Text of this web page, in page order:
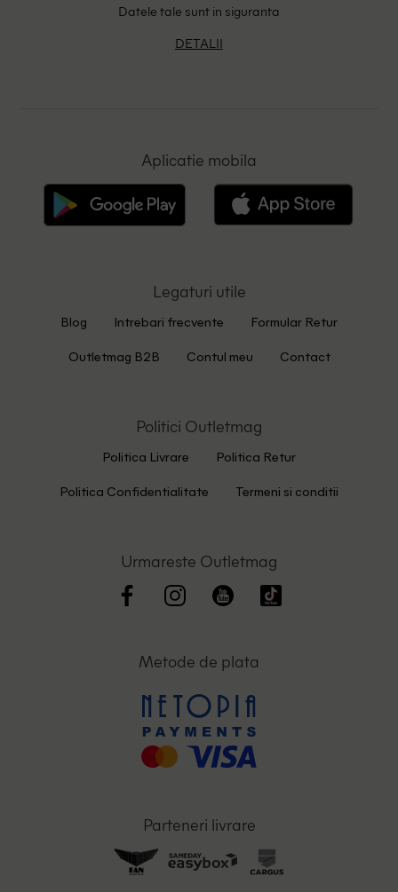
Datele tale sunt in siguranta
DETALII
Aplicatie mobila
Legaturi utile
Blog Intrebari frecvente Formular Retur
Outletmag B2B Contul meu Contact
Politici Outletmag
Politica Livrare Politica Retur
Politica Confidentialitate Termeni si conditii
Urmareste Outletmag
Metode de plata
Parteneri livrare